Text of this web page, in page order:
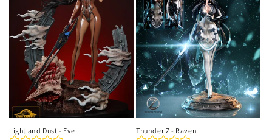
Light and Dust - Eve Thunder Z - Raven